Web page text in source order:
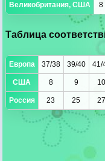
Великобритания, США 8
Таблица
Европа 37/38 39/40 41/
США 8 9 10
Россия 23 25 27